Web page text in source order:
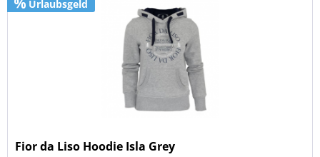
Urlaubsgeld
Fior da Liso Hoodie Isla Grey